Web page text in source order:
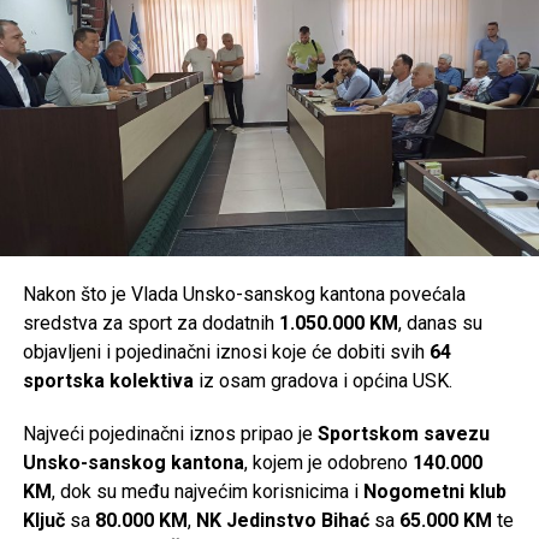
Share Post
Share
Tweet Share
Mail
Nakon što je Vlada Unsko-sanskog kantona povećala
sredstva za sport za dodatnih 1.050.000 KM, danas su
objavljeni i pojedinačni iznosi koje će dobiti svih 64
sportska kolektiva iz osam gradova i općina USK.
Najveći pojedinačni iznos pripao je Sportskom savezu
Unsko-sanskog kantona, kojem je odobreno 140.000
KM, dok su među najvećim korisnicima i Nogometni klub
Ključsa 80.000 KM, NK Jedinstvo Bihaćsa 65.000 KM te